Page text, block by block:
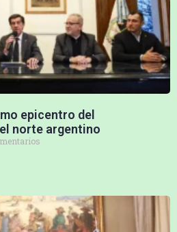
epicentro del
norte argentino